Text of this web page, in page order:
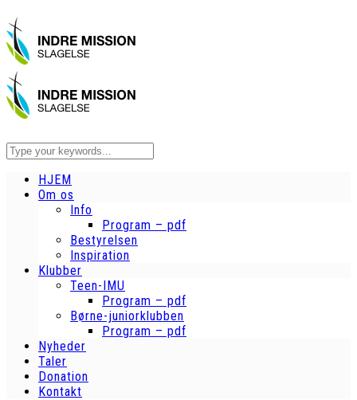
HJEM
Om os
Info
Program – pdf
Bestyrelsen
Inspiration
Klubber
Teen-IMU
Program – pdf
Børne-juniorklubben
Program – pdf
Nyheder
Taler
Donation
Kontakt